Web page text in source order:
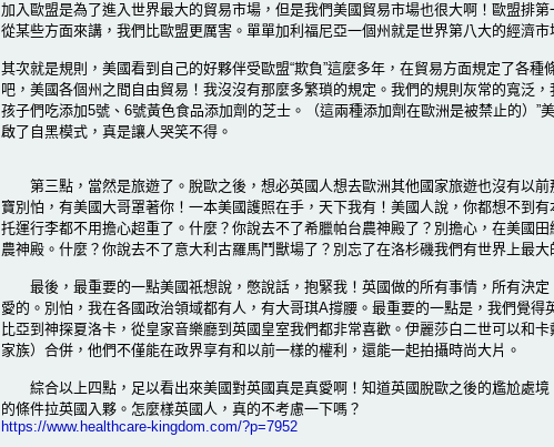
加入歐盟是為了進入世界最大的貿易市場，但是我們美國貿易市場也很大啊！歐盟排第
從某些方面來講，我們比歐盟更厲害。單單加利福尼亞一個州就是世界第八大的經濟市
其次就是規則，美國看到自己的好夥伴受歐盟“欺負”這麼多年，在貿易方面規定了各種
吧，美國各個州之間自由貿易！我沒沒有那麼多繁瑣的規定。我們的規則灰常的寬泛
孩子們吃添加5號、6號黃色食品添加劑的芝士。（這兩種添加劑在歐洲是被禁止的）”
啟了自黑模式，真是讓人哭笑不得。
第三點，當然是旅遊了。脫歐之後，想必英國人想去歐洲其他國家旅遊也沒有以前
寶別怕，有美國大哥罩著你！一本美國護照在手，天下我有！美國人說，你都想不到有
托運行李都不用擔心超重了。什麼？你說去不了希臘帕台農神殿了？別擔心，在美國
農神殿。什麼？你說去不了意大利古羅馬鬥獸場了？別忘了在洛杉磯我們有世界上最大
最後，最重要的一點美國祇想說，憋說話，抱緊我！英國做的所有事情，所有決定
愛的。別怕，我在各國政治領域都有人，有大哥琪A撐腰。最重要的一點是，我們覺得
比亞到神探夏洛卡，從皇家音樂廳到英國皇室我們都非常喜歡。伊麗莎白二世可以和
家族）合併，他們不僅能在政界享有和以前一樣的權利，還能一起拍攝時尚大片。
綜合以上四點，足以看出來美國對英國真是真愛啊！知道英國脫歐之後的尷尬處境
的條件拉英國入夥。怎麼樣英國人，真的不考慮一下嗎？
https://www.healthcare-kingdom.com/?p=7952